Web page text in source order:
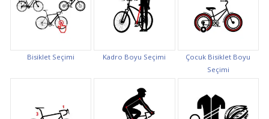
Bisiklet Seçimi Kadro Boyu Seçimi
Çocuk Bisiklet Boyu
Seçimi